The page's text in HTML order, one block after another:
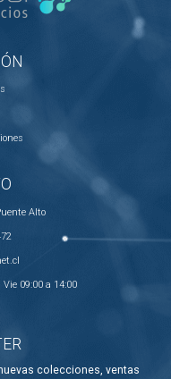
Alto
09:00 a 14:00
colecciones, ventas